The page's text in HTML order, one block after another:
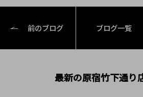
前のブログ ブログ一覧
最新の原宿竹下通り